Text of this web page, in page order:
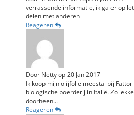
verrassende informatie, ik ga er op
delen met anderen
Reageren
Door Nettyop20 Jan 2017
Ik koop mijn olijfolie meestal bij
biologische boerderij in Italië. Zo
doorheen...
Reageren